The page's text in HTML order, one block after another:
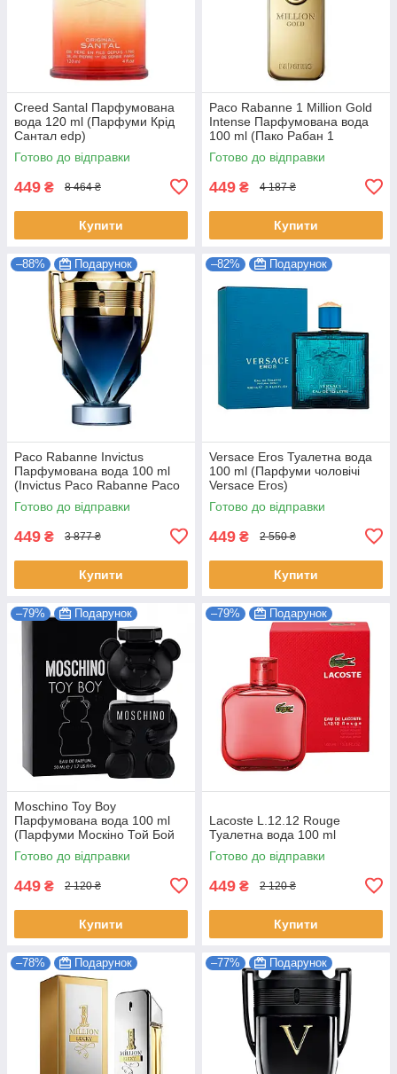
Creed Santal Парфумована
вода 120 ml (Парфуми Крід
Сантал edp)
Готово до відправки
449 ₴ 8 464 ₴
Купити
Paco Rabanne 1 Million Gold
Intense Парфумована вода
100 ml (Пако Рабан 1
Мільйон Голд Інтенс edp)
Готово до відправки
449 ₴ 4 187 ₴
Купити
–88% Подарунок
Paco Rabanne Invictus
Парфумована вода 100 ml
(Invictus Pаco Rabanne Paco
Пако Рабан Парфуми від
Paco Rabanne)
Готово до відправки
449 ₴ 3 877 ₴
Купити
–82% Подарунок
Versace Eros Туалетна вода
100 ml (Парфуми чоловічі
Versace Eros)
Готово до відправки
449 ₴ 2 550 ₴
Купити
–79% Подарунок
Moschino Toy Boy
Парфумована вода 100 ml
(Парфуми Москіно Той Бой
Чоловічі EDP)
Готово до відправки
449 ₴ 2 120 ₴
Купити
–79% Подарунок
Lacoste L.12.12 Rouge
Туалетна вода 100 ml
Готово до відправки
449 ₴ 2 120 ₴
Купити
–78% Подарунок –77% Подарунок